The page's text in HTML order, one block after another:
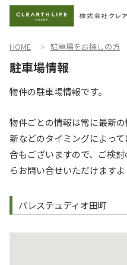
HOME 駐車場をお探しの方
物件の駐車場情報です。
物件ごとの情報は常に最新
新などのタイミングによっ
合もございますので、ご検
らお問い合せいただけますよ
パレステュディオ田町